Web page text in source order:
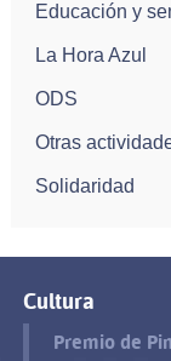
Educación y
La Hora Azul
ODS
Otras
Solidaridad
Cultura
Premio de